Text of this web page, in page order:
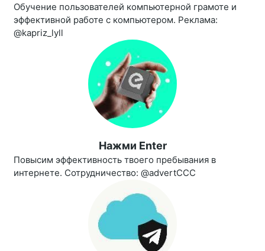
Обучение пользователей компьютерной грамоте и
эффективной работе с компьютером. Реклама:
@kapriz_lyll
Нажми Enter
Повысим эффективность твоего пребывания в
интернете. Сотрудничество: @advertCCC